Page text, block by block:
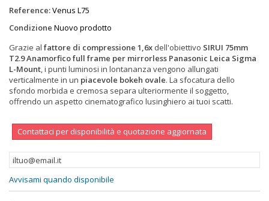
Reference:Venus L75
Condizione Nuovo prodotto
Grazie al fattore di compressione 1,6x dell'obiettivo SIRUI 75mm
T2.9 Anamorfico full frame per mirrorless Panasonic Leica Sigma
L-Mount, i punti luminosi in lontananza vengono allungati
verticalmente in un piacevole bokeh ovale. La sfocatura dello
sfondo morbida e cremosa separa ulteriormente il soggetto,
offrendo un aspetto cinematografico lusinghiero ai tuoi scatti.
Contattaci per disponibilità e quotazione aggiornata
Avvisami quando disponibile